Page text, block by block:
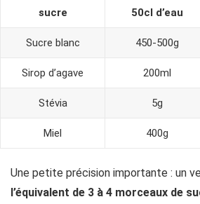
sucre
50cl d’eau
Sucre blanc 450-500g
Sirop d’agave 200ml
Stévia 5g
Miel 400g
Une petite précision importante : un
l’équivalent de 3 à 4 morceaux de